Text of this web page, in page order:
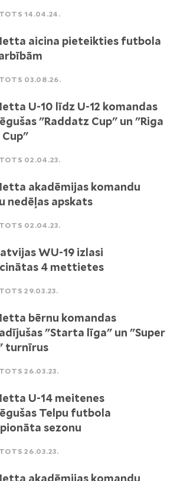
14.04.24.
aicina pieteikties futbola
03.08.26.
U-10 līdz U-12 komandas
"Raddatz Cup" un "Riga
02.04.23.
akadēmijas komandu
nedēļas apskats
02.04.23.
WU-19 izlasi
4 mettietes
29.03.23.
bērnu komandas
"Starta līga" un "Super
turnīrus
26.03.23.
U-14 meitenes
Telpu futbola
sezonu
26.03.23.
akadēmijas komandu